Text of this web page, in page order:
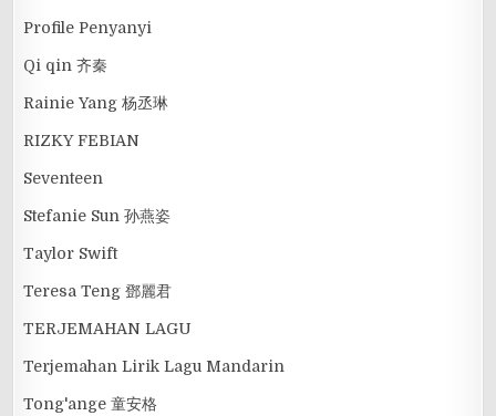
Profile Penyanyi
Qi qin 齐秦
Rainie Yang 杨丞琳
RIZKY FEBIAN
Seventeen
Stefanie Sun 孙燕姿
Taylor Swift
Teresa Teng 鄧麗君
TERJEMAHAN LAGU
Terjemahan Lirik Lagu Mandarin
Tong'ange 童安格